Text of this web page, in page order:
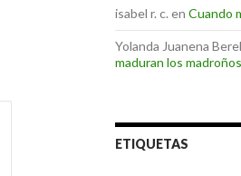
isabel r. c. en Cuando
Yolanda Juanena
maduran los madroños
ETIQUETAS